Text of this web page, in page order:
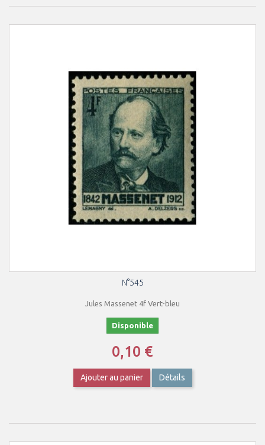
N°545
Jules Massenet 4f Vert-bleu
Disponible
0,10 €
Ajouter au panier Détails